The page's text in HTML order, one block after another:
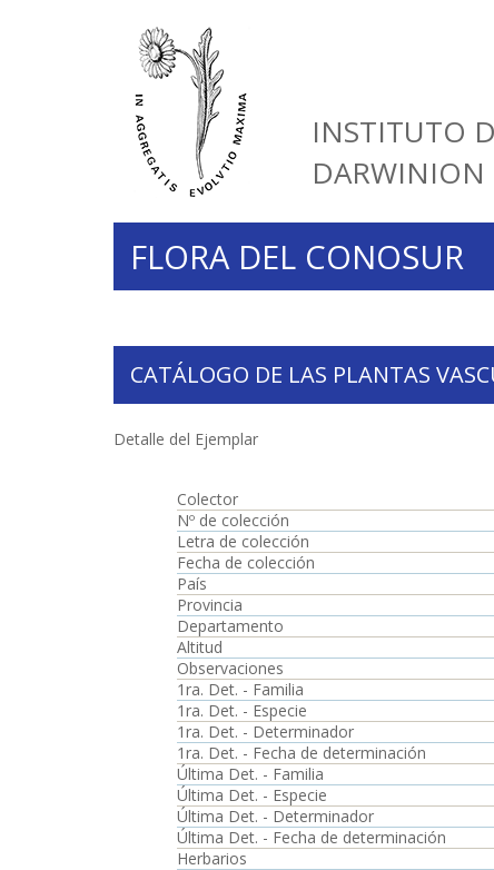
INSTITUTO
DARWINION
FLORA DEL CONOSUR
CATÁLOGO DE LAS PLANTAS
Detalle del Ejemplar
Colector
Nº de colección
Letra de colección
Fecha de colección
País
Provincia
Departamento
Altitud
Observaciones
1ra. Det. - Familia
1ra. Det. - Especie
1ra. Det. - Determinador
1ra. Det. - Fecha de determinación
Última Det. - Familia
Última Det. - Especie
Última Det. - Determinador
Última Det. - Fecha de determinación
Herbarios